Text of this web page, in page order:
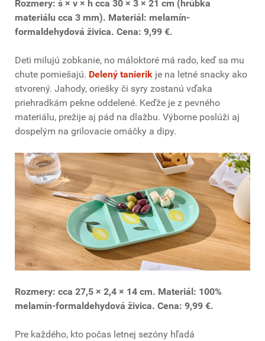
Rozmery: š × v × h cca 30 × 3 × 21 cm (hrúbka
materiálu cca 3 mm). Materiál: melamín-
formaldehydová živica. Cena: 9,99 €.
Deti milujú zobkanie, no máloktoré má rado, keď sa mu
chute pomiešajú. Delený tanierik je na letné snacky ako
stvorený. Jahody, oriešky či syry zostanú vďaka
priehradkám pekne oddelené. Keďže je z pevného
materiálu, prežije aj pád na dlažbu. Výborne poslúži aj
dospelým na grilovacie omáčky a dipy.
Rozmery: cca 27,5 × 2,4 × 14 cm. Materiál: 100%
melamín-formaldehydová živica. Cena: 9,99 €.
Pre každého, kto počas letnej sezóny hľadá